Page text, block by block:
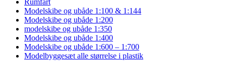
Rumfart
Modelskibe og ubåde 1:100 & 1:144
Modelskibe og ubåde 1:200
modelskibe og ubåde 1:350
Modelskibe og ubåde 1:400
Modelskibe og ubåde 1:600 – 1:700
Modelbyggesæt alle størrelse i plastik